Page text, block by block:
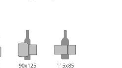
90х125
115х85